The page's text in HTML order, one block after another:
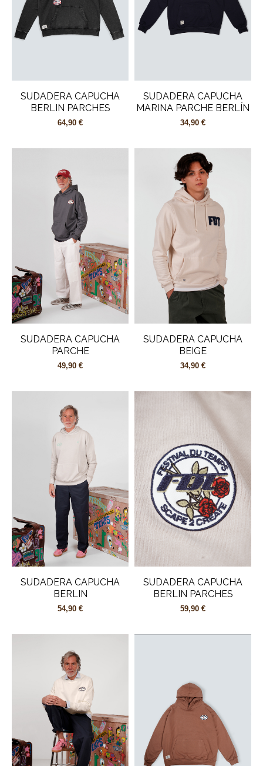
SUDADERA CAPUCHA
BERLIN PARCHES
64,90 €
SUDADERA CAPUCHA
MARINA PARCHE BERLÍN
34,90 €
SUDADERA CAPUCHA
PARCHE
49,90 €
SUDADERA CAPUCHA
BEIGE
34,90 €
SUDADERA CAPUCHA
BERLIN
54,90 €
SUDADERA CAPUCHA
BERLIN PARCHES
59,90 €